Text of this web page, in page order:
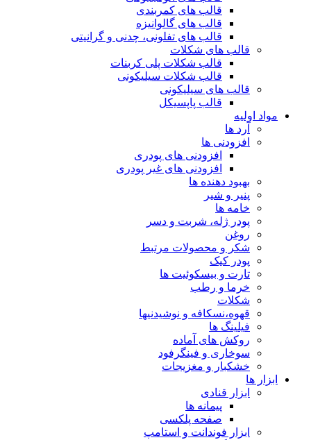
قالب های کمربندی
قالب های گالوانیزه
قالب های تفلونی، چدنی و گرانیتی
قالب های شکلات
قالب شکلات پلی کربنات
قالب شکلات سیلیکونی
قالب های سیلیکونی
قالب پاپسیکل
مواد اولیه
آرد ها
افزودنی ها
افزودنی های پودری
افزودنی های غیر پودری
بهبود دهنده ها
پنیر و شیر
خامه ها
پودر ژله، شربت و دسر
روغن
شکر و محصولات مرتبط
پودر کیک
تارت و بیسکوئیت ها
خرما و رطب
شکلات
قهوه،نسکافه و نوشیدنیها
فیلینگ ها
روکش های آماده
سوخاری و فینگرفود
خشکبار و مغزیجات
ابزار ها
ابزار قنادی
پیمانه ها
صفحه پلکسی
ابزار فوندانت و استامپ